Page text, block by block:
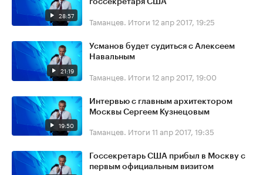
28:57
госсекретаря США
Таманцев. Итоги 12 апр 2017, 19:25
21:19
Усманов будет судиться с Алексеем
Навальным
Таманцев. Итоги 12 апр 2017, 19:00
19:50
Интервью с главным архитектором
Москвы Сергеем Кузнецовым
Таманцев. Итоги 11 апр 2017, 19:35
Госсекретарь США прибыл в Москву с
первым официальным визитом